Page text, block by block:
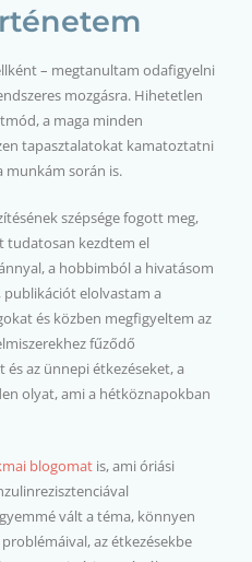
– megtanultam odafigyelni
mozgásra. Hihetetlen
a maga minden
tapasztalatokat kamatoztatni
munkám során is.
szépsége fogott meg,
tudatosan kezdtem el
a hobbimból a hivatásom
elolvastam a
és közben megfigyeltem az
fűződő
az ünnepi étkezéseket, a
olyat, ami a hétköznapokban
blogomatis, ami óriási
vált a téma, könnyen
az étkezésekbe